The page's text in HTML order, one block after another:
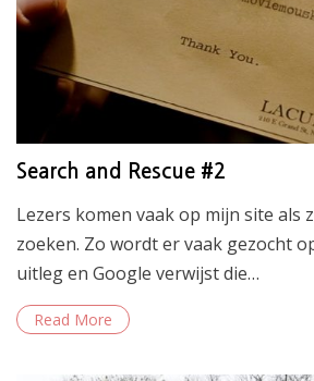
Search and Rescue #2
Lezers komen vaak op mijn site als
zoeken. Zo wordt er vaak gezocht
uitleg en Google verwijst die…
Read More